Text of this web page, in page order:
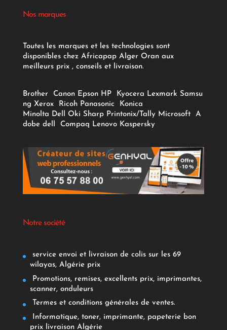
Nos marques
Toutes les marques et les technologies sont
disponibles chez Africapap Alger Oran aux
meilleurs prix , conseils et livraison.
Brother Canon Epson HP Kyocera Lexmark Samsu
ng Xerox Ricoh Panasonic
Konica
Minolta Dell Oki Sharp Printonix/Tally Microsoft
A
dobe dell Compaq Lenovo Kaspersky
Notre société
service envoi et livraison de colis sur les 69
wilayas, Algérie prix
Promotions, remises, excellents prix, imprimantes,
scanner, onduleurs
Termes et conditions générales de ventes.
Informatique, toner, imprimante, papeterie bon
prix livraison Algérie